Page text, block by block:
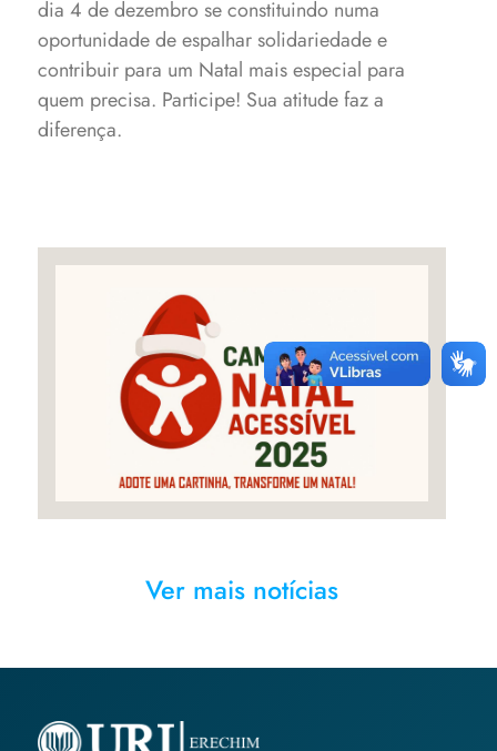
dia 4 de dezembro se constituindo numa
oportunidade de espalhar solidariedade e
contribuir para um Natal mais especial para
quem precisa. Participe! Sua atitude faz a
diferença.
Campanha é destinada para
Associação Aquarela Pró-
Autista
Ver mais notícias